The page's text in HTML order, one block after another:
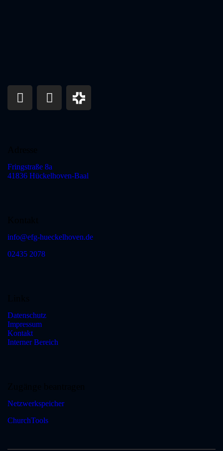
Fringstraße 8a
41836 Hückelhoven-Baal
info@efg-hueckelhoven.de
02435 2078
Datenschutz
Impressum
Kontakt
Interner Bereich
Netzwerkspeicher
ChurchTools